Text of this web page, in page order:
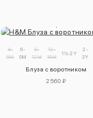
4-
6M
6-
9M
9-
12M
12-
18M
1½-2Y
2-
3Y
Блуза с воротником
2560 ₽